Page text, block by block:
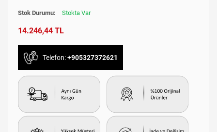
Stok Durumu: Stokta Var
14.246,44 TL
Telefon:+905327372621